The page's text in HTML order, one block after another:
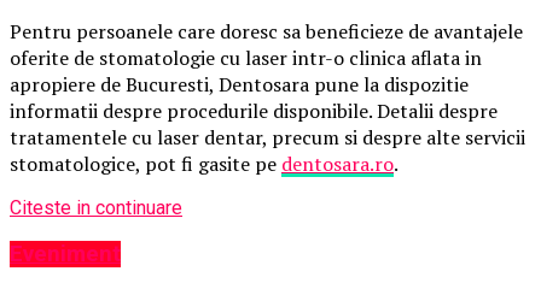
Pentru persoanele care doresc sa beneficieze de avantajele
oferite de stomatologie cu laser intr-o clinica aflata in
apropiere de Bucuresti, Dentosara pune la dispozitie
informatii despre procedurile disponibile. Detalii despre
tratamentele cu laser dentar, precum si despre alte servicii
stomatologice, pot fi gasite pe dentosara.ro.
Citeste in continuare
Eveniment